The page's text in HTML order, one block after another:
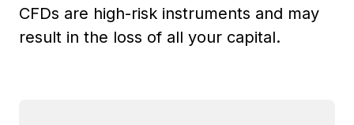
CFDs are high-risk instruments and may
result in the loss of all your capital.